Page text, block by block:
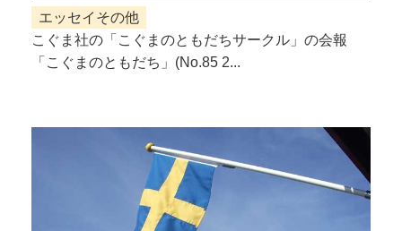
エッセイその他
こぐま社の「こぐまのともだちサークル」の会報
「こぐまのともだち」(No.85 2...